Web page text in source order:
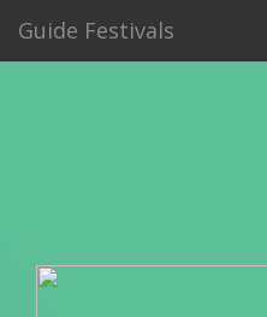
Guide Festivals